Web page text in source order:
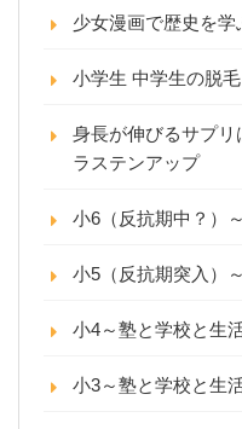
少女漫画で歴史を学
小学生 中学生の脱毛
身長が伸びるサプ
ラステンアップ
小6（反抗期中？）
小5（反抗期突入）
小4～塾と学校と生
小3～塾と学校と生